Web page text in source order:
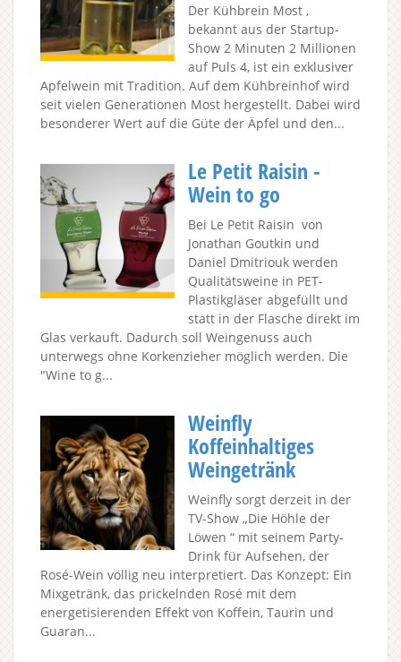
Der Kühbrein Most ,
bekannt aus der Startup-
Show 2 Minuten 2 Millionen
auf Puls 4, ist ein exklusiver
Apfelwein mit Tradition. Auf dem Kühbreinhof wird
seit vielen Generationen Most hergestellt. Dabei wird
besonderer Wert auf die Güte der Äpfel und den...
Le Petit Raisin -
Wein to go
Bei Le Petit Raisin von
Jonathan Goutkin und
Daniel Dmitriouk werden
Qualitätsweine in PET-
Plastikgläser abgefüllt und
statt in der Flasche direkt im
Glas verkauft. Dadurch soll Weingenuss auch
unterwegs ohne Korkenzieher möglich werden. Die
"Wine to g...
Weinfly
Koffeinhaltiges
Weingetränk
Weinfly sorgt derzeit in der
TV-Show „Die Höhle der
Löwen “ mit seinem Party-
Drink für Aufsehen, der
Rosé-Wein völlig neu interpretiert. Das Konzept: Ein
Mixgetränk, das prickelnden Rosé mit dem
energetisierenden Effekt von Koffein, Taurin und
Guaran...